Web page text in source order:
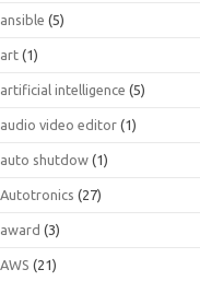
ansible (5)
art (1)
artificial intelligence (5)
audio video editor (1)
auto shutdow (1)
Autotronics (27)
award (3)
AWS (21)